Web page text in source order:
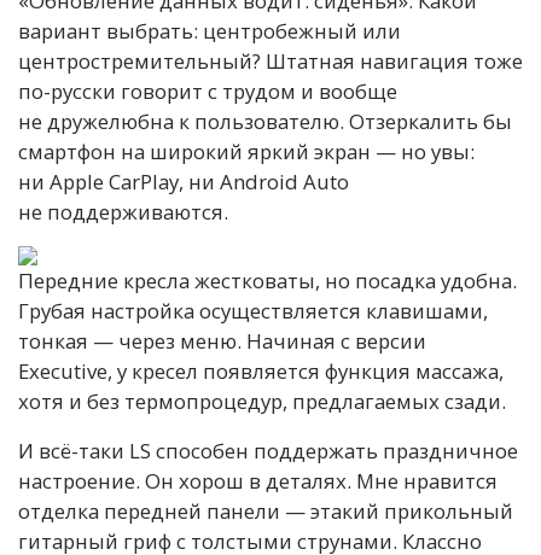
вариант выбрать: центробежный или
центростремительный? Штатная навигация тоже
по-русски говорит с трудом и вообще
не дружелюбна к пользователю. Отзеркалить бы
смартфон на широкий яркий экран — но увы:
ни Apple CarPlay, ни Android Auto
не поддерживаются.
Передние кресла жестковаты, но посадка удобна.
Грубая настройка осуществляется клавишами,
тонкая — через меню. Начиная с версии
Executive, у кресел появляется функция массажа,
хотя и без термопроцедур, предлагаемых сзади.
И всё-таки LS способен поддержать праздничное
настроение. Он хорош в деталях. Мне нравится
отделка передней панели — этакий прикольный
гитарный гриф с толстыми струнами. Классно